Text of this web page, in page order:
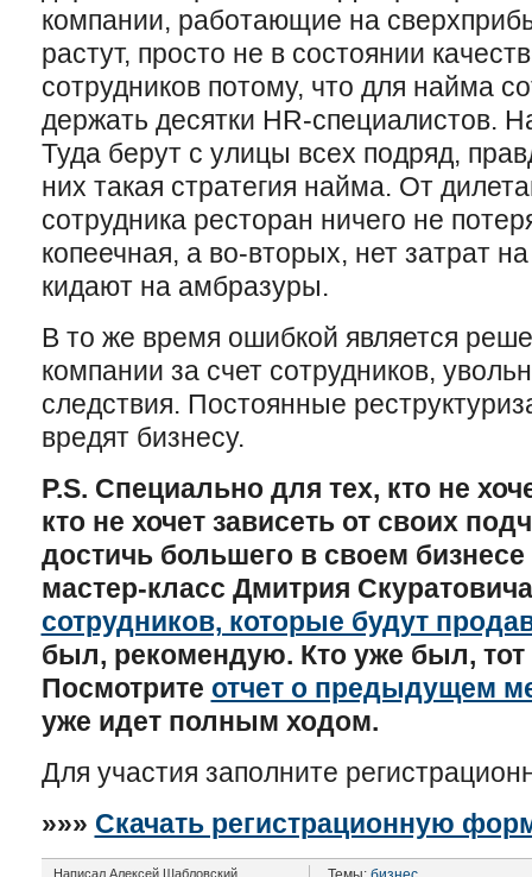
компании, работающие на
растут, просто не в состоянии
сотрудников потому, что для найма
держать десятки HR-специалистов.
Туда берут с улицы всех подряд,
них такая стратегия найма. От
сотрудника ресторан ничего не
копеечная, а во-вторых, нет затрат
кидают на амбразуры.
В то же время ошибкой является
компании за счет сотрудников,
следствия. Постоянные
вредят бизнесу.
P.S. Специально для тех, кто не
кто не хочет зависеть от своих
достичь большего в своем
мастер-класс Дмитрия
сотрудников, которые будут
был, рекомендую. Кто уже был, тот
Посмотрите отчет о предыдущем
уже идет полным ходом.
Для участия заполните
»»» Скачать регистрационную
Написал Алексей Шабловский